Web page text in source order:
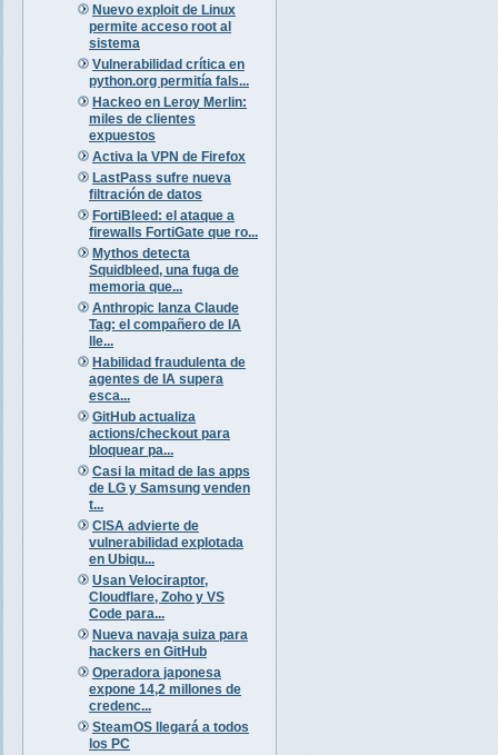
Nuevo exploit de Linux
permite acceso root al
sistema
Vulnerabilidad crítica en
python.org permitía fals...
Hackeo en Leroy Merlin:
miles de clientes
expuestos
Activa la VPN de Firefox
LastPass sufre nueva
filtración de datos
FortiBleed: el ataque a
firewalls FortiGate que ro...
Mythos detecta
Squidbleed, una fuga de
memoria que...
Anthropic lanza Claude
Tag: el compañero de IA
lle...
Habilidad fraudulenta de
agentes de IA supera
esca...
GitHub actualiza
actions/checkout para
bloquear pa...
Casi la mitad de las apps
de LG y Samsung venden
t...
CISA advierte de
vulnerabilidad explotada
en Ubiqu...
Usan Velociraptor,
Cloudflare, Zoho y VS
Code para...
Nueva navaja suiza para
hackers en GitHub
Operadora japonesa
expone 14,2 millones de
credenc...
SteamOS llegará a todos
los PC